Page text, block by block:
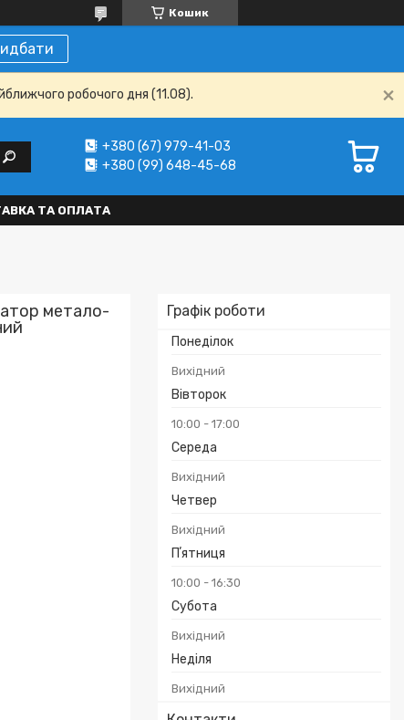
Кошик
робочого дня (11.08).
+380 (67) 979-41-03
+380 (99) 648-45-68
ТА ОПЛАТА
Графік роботи
Понеділок
Вихідний
Вівторок
10:00 17:00
Середа
Вихідний
Четвер
Вихідний
Пʼятниця
10:00 16:30
Субота
Вихідний
Неділя
Вихідний
метало-